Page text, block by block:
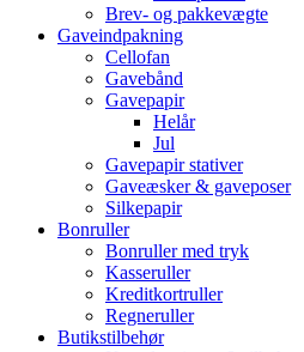
Brev- og pakkevægte
Gaveindpakning
Cellofan
Gavebånd
Gavepapir
Helår
Jul
Gavepapir stativer
Gaveæsker & gaveposer
Silkepapir
Bonruller
Bonruller med tryk
Kasseruller
Kreditkortruller
Regneruller
Butikstilbehør